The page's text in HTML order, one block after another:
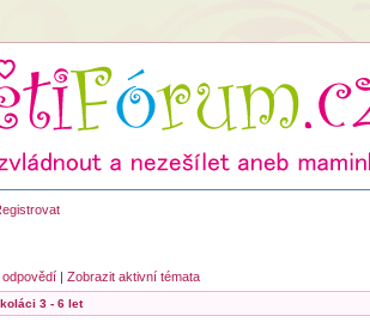
odpovědí |Zobrazit aktivní témata
3 - 6 let